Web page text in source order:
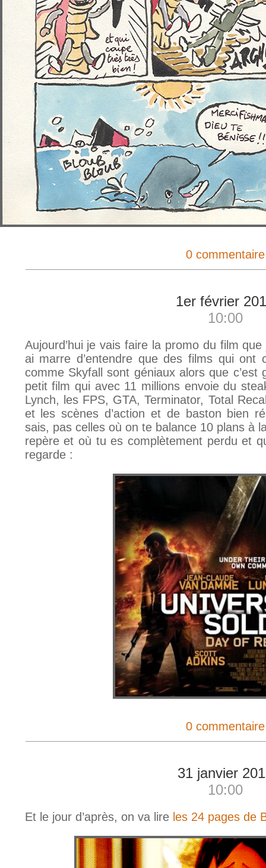
0 commentaire
1er février
10:00
Aujourd’hui je vais faire la promo du film que
ai marre d’entendre que des films qui ont
comme Skyfall sont géniaux alors que
petit film qui avec 11 millions envoie du
Lynch, les FPS, GTA, Terminator, Total
et les scènes d’action et de baston bien
sais, pas celles où on te balance 10 plans à
repère et où tu es complètement perdu et
regarde :
0 commentaire
31 janvier
10:00
Et le jour d’après, on va lire les 24 pages de